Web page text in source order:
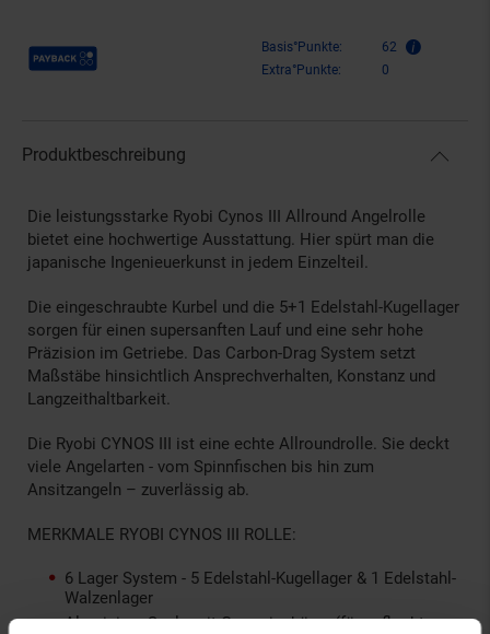
Payback Punkte Basis°Punkte:
62
Extra°Punkte:
0
Produktbeschreibung
Die leistungsstarke Ryobi Cynos III Allround Angelrolle
bietet eine hochwertige Ausstattung. Hier spürt man die
japanische Ingenieuerkunst in jedem Einzelteil.
Die eingeschraubte Kurbel und die 5+1 Edelstahl-Kugellager
sorgen für einen supersanften Lauf und eine sehr hohe
Präzision im Getriebe. Das Carbon-Drag System setzt
Maßstäbe hinsichtlich Ansprechverhalten, Konstanz und
Langzeithaltbarkeit.
Die Ryobi CYNOS III ist eine echte Allroundrolle. Sie deckt
viele Angelarten - vom Spinnfischen bis hin zum
Ansitzangeln – zuverlässig ab.
MERKMALE RYOBI CYNOS III ROLLE:
6 Lager System - 5 Edelstahl-Kugellager & 1 Edelstahl-
Walzenlager
Aluminium Spule mit Gummischürze (für geflochtene